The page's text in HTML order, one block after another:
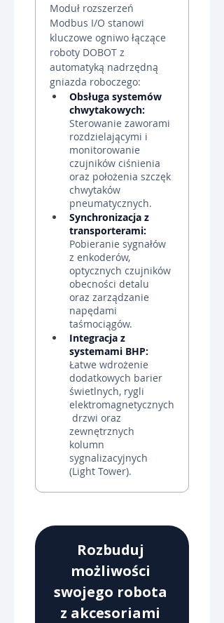
Moduł rozszerzeń
Modbus I/O stanowi
kluczowe ogniwo łączące
roboty DOBOT z
automatyką nadrzędną
gniazda roboczego:
Obsługa systemów
chwytakowych:
Sterowanie zaworami
rozdzielającymi i
monitorowanie
czujników ciśnienia
oraz położenia szczęk
chwytaków
pneumatycznych.
Synchronizacja z
transporterami:
Pobieranie sygnałów
z enkoderów,
optycznych czujników
obecności detalu
oraz zarządzanie
napędami
taśmociągów.
Integracja z
systemami BHP:
Łatwe wdrożenie
dodatkowych barier
świetlnych, rygli
elektromagnetycznych
drzwi oraz
zewnętrznych
kolumn
sygnalizacyjnych
(Light Tower).
Rozbuduj
możliwości
swojego robota
z akcesoriami